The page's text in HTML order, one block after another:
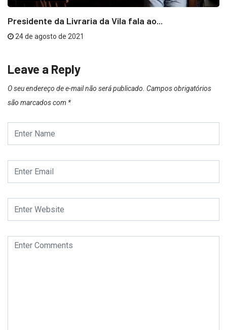
Presidente da Livraria da Vila fala ao...
24 de agosto de 2021
Leave a Reply
O seu endereço de e-mail não será publicado. Campos obrigatórios
são marcados com *